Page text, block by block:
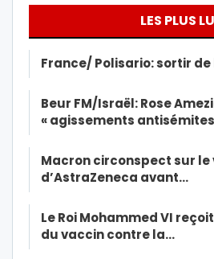
LES PLUS
France/ Polisario: sortir de
Beur FM/Israël: Rose
« agissements
Macron circonspect sur le
d’AstraZeneca avant…
Le Roi Mohammed VI
du vaccin contre la…